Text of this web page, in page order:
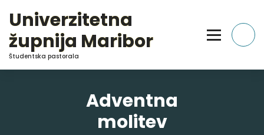
Content
Univerzitetna
župnija Maribor
Študentska pastorala
Adventna
molitev